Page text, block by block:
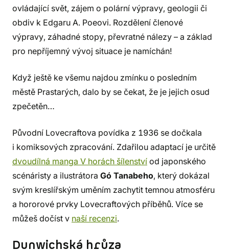
ovládající svět, zájem o polární výpravy, geologii či
obdiv k Edgaru A. Poeovi. Rozdělení členové
výpravy, záhadné stopy, převratné nálezy – a základ
pro nepříjemný vývoj situace je namíchán!
Když ještě ke všemu najdou zmínku o posledním
městě Prastarých, dalo by se čekat, že je jejich osud
zpečetěn…
Původní Lovecraftova povídka z 1936 se dočkala
i komiksových zpracování. Zdařilou adaptací je určitě
dvoudílná manga V horách šílenství od japonského
scénáristy a ilustrátora Gó Tanabeho, který dokázal
svým kreslířským uměním zachytit temnou atmosféru
a hororové prvky Lovecraftových příběhů. Více se
můžeš dočíst v naší recenzi.
Dunwichská hrůza